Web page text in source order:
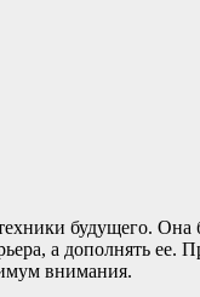
будущего. Она
а дополнять
внимания.